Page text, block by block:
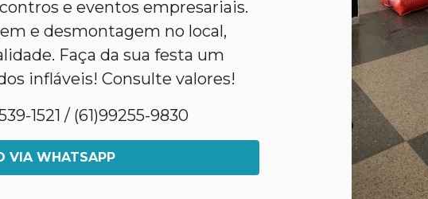
e eventos empresariais.
e desmontagem no local,
Faça da sua festa um
infláveis! Consulte valores!
1521 / (61)99255-9830
VIA WHATSAPP